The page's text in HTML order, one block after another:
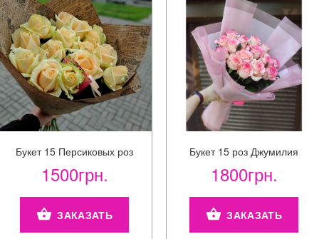
Букет 15 Персиковых роз
1500грн.
ЗАКАЗАТЬ
Букет 15 роз Джумилия
1800грн.
ЗАКАЗАТЬ